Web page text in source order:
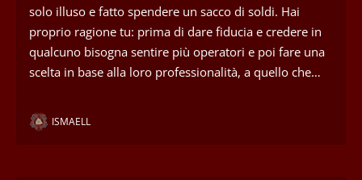
solo illuso e fatto spendere un sacco di soldi. Hai
proprio ragione tu: prima di dare fiducia e credere in
qualcuno bisogna sentire più operatori e poi fare una
scelta in base alla loro professionalità, a quello che…
ISMAELL